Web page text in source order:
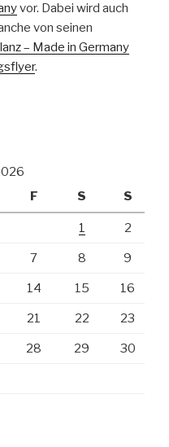
vor. Dabei wird auch
von seinen
– Made in Germany
.
F S S
1 2
7 8 9
14 15 16
21 22 23
28 29 30